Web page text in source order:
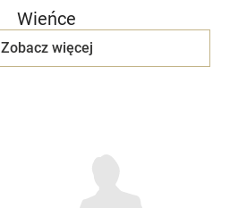
Wieńce
Zobacz więcej